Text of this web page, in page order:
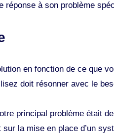
réponse à son problème
en fonction de ce que
doit résonner avec le
principal problème était
la mise en place d’un